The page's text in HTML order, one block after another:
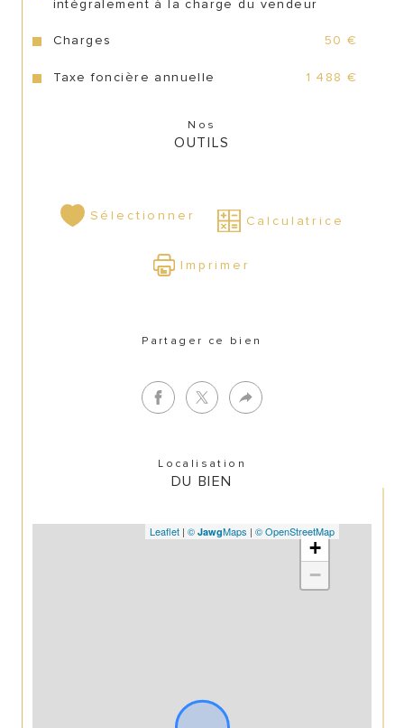
intégralement à la charge du vendeur
Charges 50 €
Taxe foncière annuelle 1 488 €
Nos
OUTILS
Sélectionner Calculatrice
Imprimer
Partager ce bien
Localisation
DU BIEN
+
−
Leaflet | © JawgMaps | © OpenStreetMap